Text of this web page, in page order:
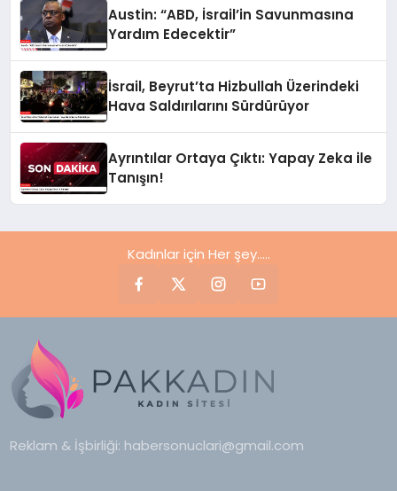
Austin: “ABD, İsrail’in Savunmasına
Yardım Edecektir”
İsrail, Beyrut’ta Hizbullah Üzerindeki
Hava Saldırılarını Sürdürüyor
Ayrıntılar Ortaya Çıktı: Yapay Zeka ile
Tanışın!
Kadınlar için Her şey.....
Reklam & İşbirliği: habersonuclari@gmail.com